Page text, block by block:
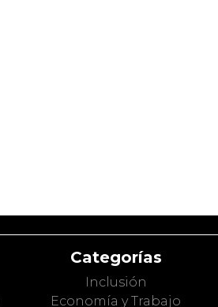
Categorías
Inclusión
Economía y Trabajo